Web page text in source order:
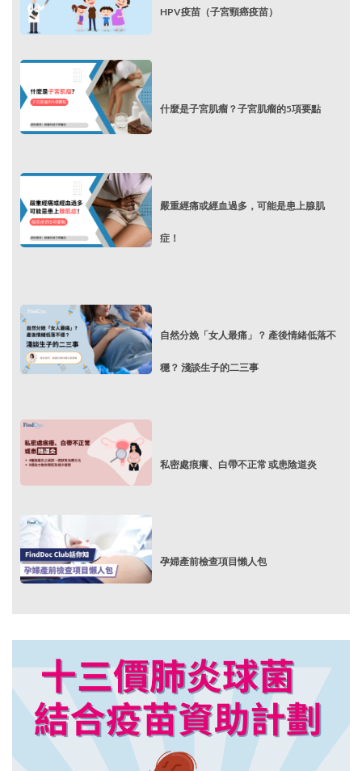
HPV疫苗（子宮頸癌疫苗）
什麼是子宮肌瘤？子宮肌瘤的5項要點
嚴重經痛或經血過多，可能是患上腺肌
症！
自然分娩「女人最痛」？ 產後情緒低落不
穩？ 淺談生子的二三事
私密處痕癢、白帶不正常 或患陰道炎
孕婦產前檢查項目懶人包